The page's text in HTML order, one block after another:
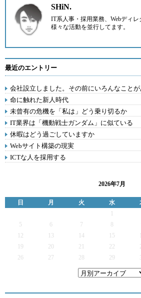
SHiN.
IT系人事・採用業務、Webディレ
様々な活動を並行してます。
最近のエントリー
会社設立しました。その前にいろんなことが
命に触れた新人時代
未曾有の危機を「私は」どう乗り切るか
IT業界は「機動戦士ガンダム」に似ている
休暇はどう過ごしていますか
Webサイト構築の現実
ICTな人を採用する
2026年7月
日 月 火 水
5
6 7
12
13 14 15
19
20 21 22
26
27 28 29